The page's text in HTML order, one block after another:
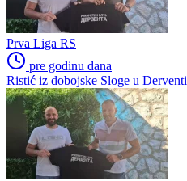
Prva Liga RS
pre godinu dana
Ristić iz dobojske Sloge u Derventi